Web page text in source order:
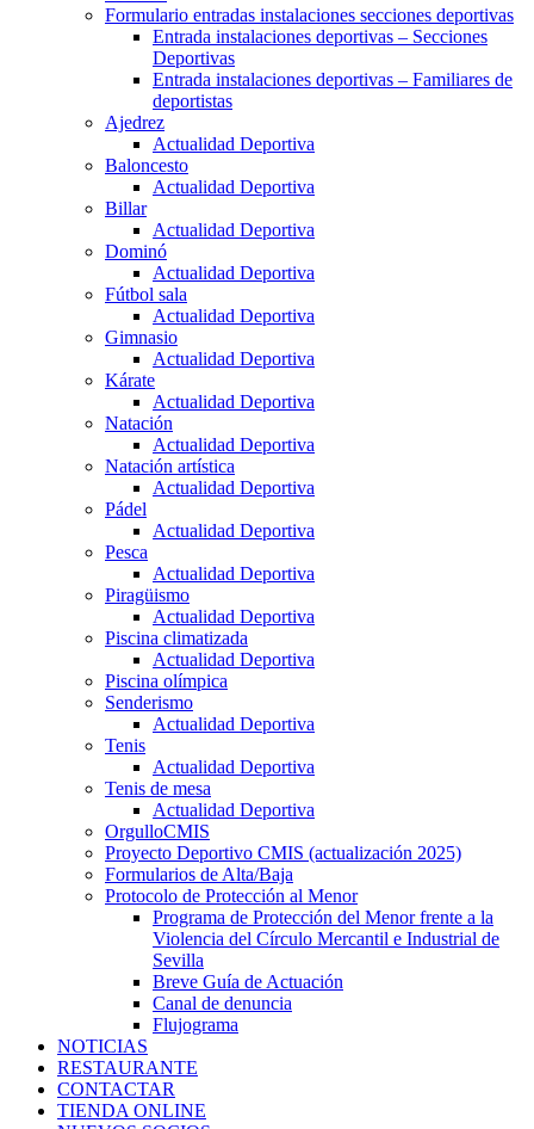
Formulario entradas instalaciones secciones deportivas
Entrada instalaciones deportivas – Secciones
Deportivas
Entrada instalaciones deportivas – Familiares de
deportistas
Ajedrez
Actualidad Deportiva
Baloncesto
Actualidad Deportiva
Billar
Actualidad Deportiva
Dominó
Actualidad Deportiva
Fútbol sala
Actualidad Deportiva
Gimnasio
Actualidad Deportiva
Kárate
Actualidad Deportiva
Natación
Actualidad Deportiva
Natación artística
Actualidad Deportiva
Pádel
Actualidad Deportiva
Pesca
Actualidad Deportiva
Piragüismo
Actualidad Deportiva
Piscina climatizada
Actualidad Deportiva
Piscina olímpica
Senderismo
Actualidad Deportiva
Tenis
Actualidad Deportiva
Tenis de mesa
Actualidad Deportiva
OrgulloCMIS
Proyecto Deportivo CMIS (actualización 2025)
Formularios de Alta/Baja
Protocolo de Protección al Menor
Programa de Protección del Menor frente a la
Violencia del Círculo Mercantil e Industrial de
Sevilla
Breve Guía de Actuación
Canal de denuncia
Flujograma
NOTICIAS
RESTAURANTE
CONTACTAR
TIENDA ONLINE